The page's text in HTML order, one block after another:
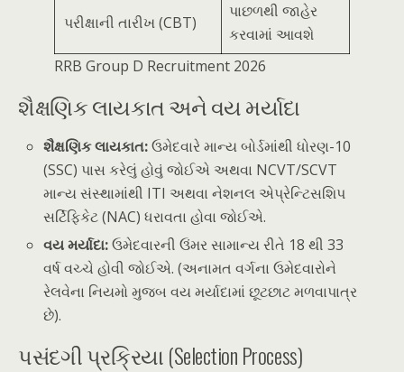
પરીક્ષાની તારીખ (CBT)
પાછળથી જાહેર
કરવામાં આવશે
RRB Group D Recruitment 2026
શૈક્ષણિક લાયકાત અને વય મર્યાદા
શૈક્ષણિક લાયકાત:ઉમેદવારે માન્ય બોર્ડમાંથી ધોરણ-10
(SSC) પાસ કરેલું હોવું જોઈએ અથવા NCVT/SCVT
માન્ય સંસ્થામાંથી ITI અથવા નેશનલ એપ્રેન્ટિસશિપ
સર્ટિફિકેટ (NAC) ધરાવતા હોવા જોઈએ.
વય મર્યાદા:ઉમેદવારની ઉંમર સામાન્ય રીતે 18 થી 33
વર્ષ વચ્ચે હોવી જોઈએ. (અનામત વર્ગના ઉમેદવારોને
રેલવેના નિયમો મુજબ વય મર્યાદામાં છૂટછાટ મળવાપાત્ર
છે).
પસંદગી પ્રક્રિયા (Selection Process)